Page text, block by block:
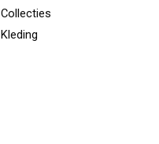
Collecties
Kleding